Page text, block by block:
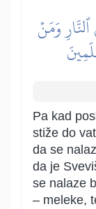
وَمَنۡ
Pa kad
stiže do
da se
da je
se nalaze
– meleke,